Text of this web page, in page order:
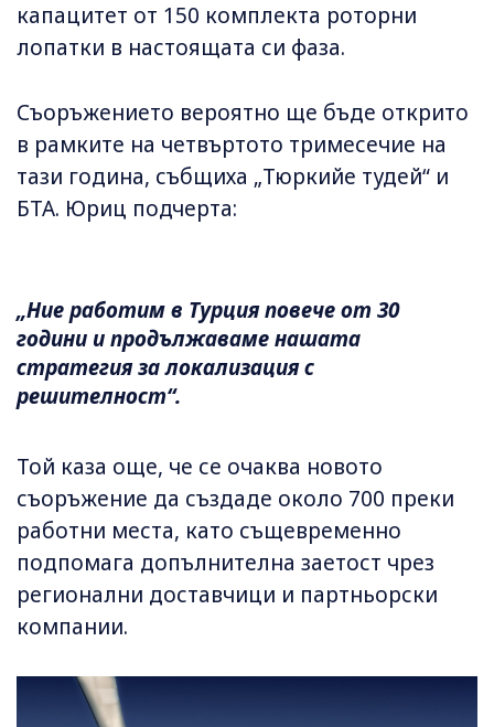
капацитет от 150 комплекта роторни
лопатки в настоящата си фаза.
Съоръжението вероятно ще бъде открито
в рамките на четвъртото тримесечие на
тази година, събщиха „Тюркийе тудей“ и
БТА. Юриц подчерта:
„Ние работим в Турция повече от 30
години и продължаваме нашата
стратегия за локализация с
решителност“.
Той каза още, че се очаква новото
съоръжение да създаде около 700 преки
работни места, като същевременно
подпомага допълнителна заетост чрез
регионални доставчици и партньорски
компании.